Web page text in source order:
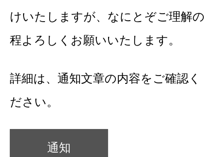
けいたしますが、なにとぞご理解の
程よろしくお願いいたします。
詳細は、通知文章の内容をご確認く
ださい。
通知